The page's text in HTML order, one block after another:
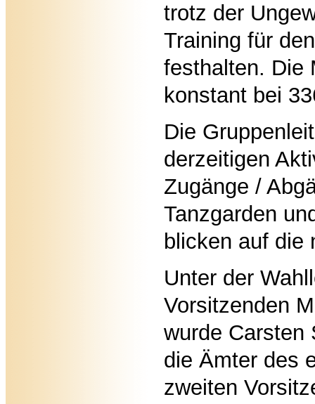
trotz der
Training für
festhalten. Die
konstant bei
Die
derzeitigen
Zugänge /
Tanzgarden
blicken auf die
Unter der
Vorsitzenden
wurde Carsten
die Ämter des
zweiten